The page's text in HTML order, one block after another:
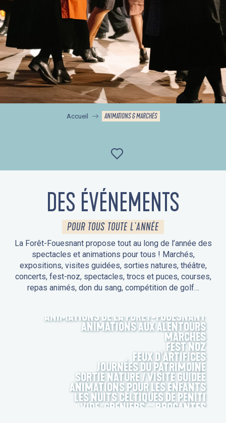
Accueil ANIMATIONS & MARCHÉS
Ajouter aux
DES ÉVÉNEMENTS
POUR TOUS TOUTE L'ANNÉE
La Forêt-Fouesnant propose tout au long de l’année des
spectacles et animations pour tous ! Marchés,
expositions, visites guidées, sorties natures, théâtre,
concerts, fest-noz, spectacles, trocs et puces, courses,
repas animés, don du sang, compétition de golf…
ANIMATIONS DE LA FORÊT-FOUESNANT
ANIMATIONS AUX ALENTOURS
MARCHÉS
FEST NOZ
FEUX D’ARTIFICES
JOURNÉES DU PATRIMOINE
SORTIE NATURE / VISITE GUIDÉE
ANIMATIONS POUR LES ENFANTS
LES NUITS CELTIQUES DE PENITI
VIDE-GRENIERS – BROCANTES